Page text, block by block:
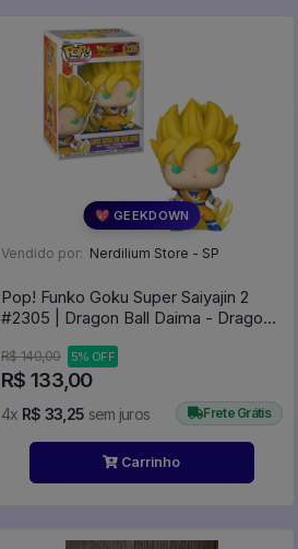
💖 GEEKDOWN
Vendido por: Nerdilium Store - SP
Pop! Funko Goku Super Saiyajin 2
#2305 | Dragon Ball Daima - Dragon
R$ 140,00 5% OFF
R$ 133,00
4x R$ 33,25 sem juros Frete Grátis
Carrinho